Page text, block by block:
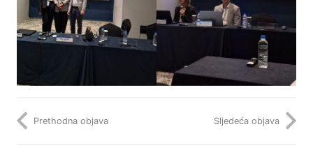
Prethodna objava Sljedeća objava